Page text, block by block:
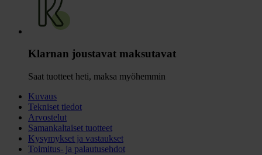
Klarnan joustavat maksutavat
Saat tuotteet heti, maksa myöhemmin
Kuvaus
Tekniset tiedot
Arvostelut
Samankaltaiset tuotteet
Kysymykset ja vastaukset
Toimitus- ja palautusehdot